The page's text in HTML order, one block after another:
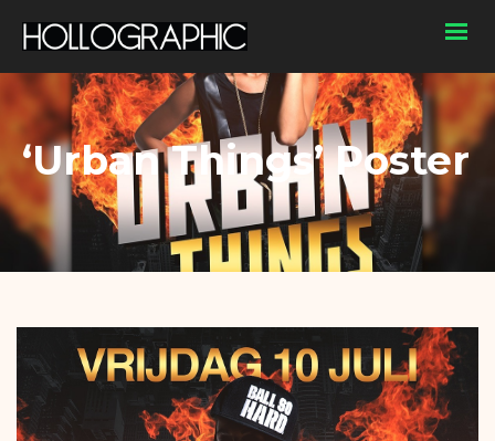
‘Urban Things’ Poster